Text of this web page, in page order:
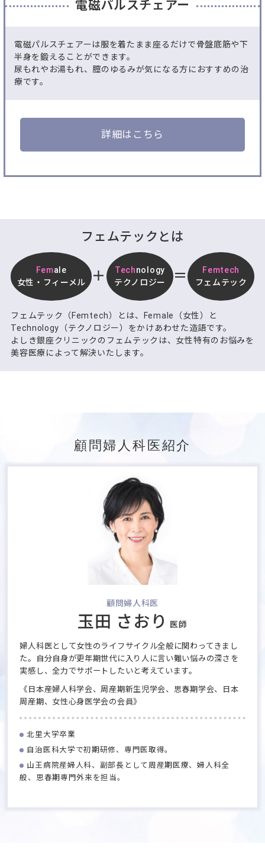
電磁パルスチェアー
電磁パルスチェアーは服を着たまま座るだけで骨盤底筋や下
半身を鍛えることができます。
尿もれやお湯もれ、膣のゆるみが気になる方におすすめの治
療です。
詳細はこちら
フェムテックとは
Female
女性・フィーメル
＋ Technology
テクノロジー
＝
Femtech
フェムテック
フェムテック（Femtech）とは、Female（女性）と
Technology（テクノロジー）をかけあわせた造語です。
よしき銀座クリニックのフェムテックは、女性特有のお悩みを
美容医療によって解決いたします。
顧問婦人科医紹介
顧問婦人科医
玉田 さおり 医師
婦人科医として女性のライフサイクル全般に関わってきまし
た。自分自身が更年期世代に入り人に言い難い悩みの深さを
実感し、全力でサポートしたいと考えています。
《日本産婦人科学会、周産期新生児学会、思春期学会、日本
周産期、女性心身医学会の会員》
北里大学卒業
自治医科大学で初期研修、専門医取得。
山王病院産婦人科、副部長として周産期医療、婦人科全
般、思春期専門外来を担当。